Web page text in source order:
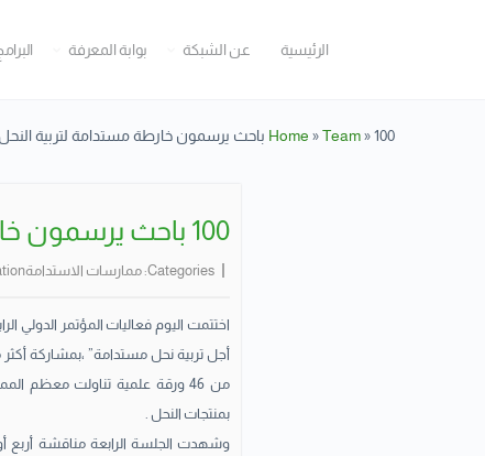
الرئيسية عن الشبكة بوابة المعرفة
Home »Team»100 باحث يرسمون خارطة مستدامة لتربية النحل
100 باحث يرسمون خارطة مستدامة لتربية النحل
Categories: ممارسات الاستدامة
اختتمت اليوم فعاليات المؤتمر الدولي
من 46 ورقة علمية تناولت معظم
بمنتجات النحل .
وشهدت الجلسة الرابعة مناقشة أربع